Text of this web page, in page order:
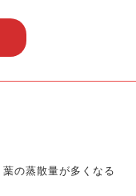
の蒸散量が多くなる